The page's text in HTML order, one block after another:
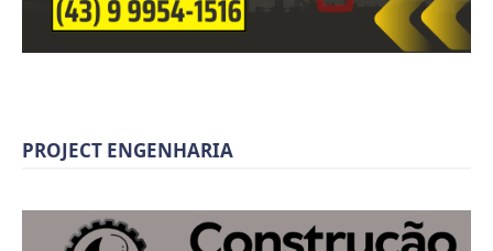
PROJECT ENGENHARIA